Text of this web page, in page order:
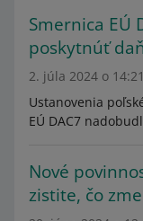
Smernica EÚ
poskytnúť
2. júla 2024 o 14:21
Ustanovenia
EÚ DAC7
Nové
zistite, čo